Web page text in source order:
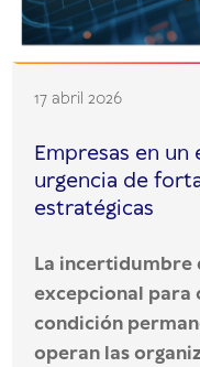
17 abril 2026
Empresas en
urgencia de
estratégicas
La incertidumbre
excepcional para
condición
operan las